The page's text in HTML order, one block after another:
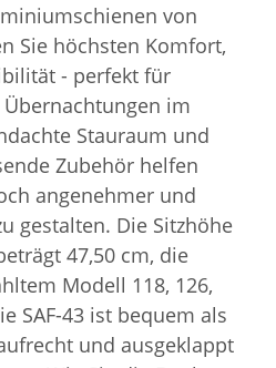
von
Sie höchsten Komfort,
- perfekt für
im
Stauraum und
Zubehör helfen
angenehmer und
gestalten. Die Sitzhöhe
47,50 cm, die
Modell 118, 126,
SAF-43 ist bequem als
und ausgeklappt